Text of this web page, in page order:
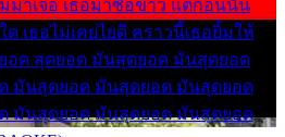
มาเจอ เธอมาซื้อข้าว แต่ก่อนนั้น
ด เธอไม่เคยไยดี คราวนี้เธอยิ้มให้
อด สุดยอด มันสุดยอด มันสุดยอด
มันสุดยอด มันสุดยอด มันสุดยอด
มันสุดยอด มันสุดยอด มันสุดยอด